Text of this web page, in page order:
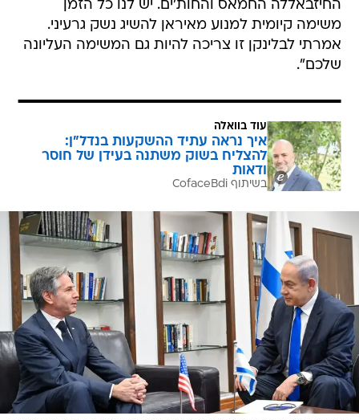
החיזבאללה החמאס והחות'ים. יש לנו כל הזמן
משימה קיומית למנוע מאיראן להשיג נשק גרעיני.
אמרתי לבלינקן זו צריכה להיות גם המשימה העליונה
שלכם".
עוד בוואלה
איך נראה עתיד ההשקעות בנדל"ן:
להצליח בשוק משתנה בעידן של חוסר
ודאות
בשיתוף CofaceBdi